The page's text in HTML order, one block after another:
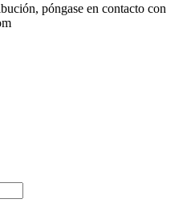
póngase en contacto con